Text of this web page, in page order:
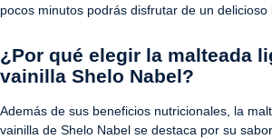
pocos minutos podrás disfrutar de un delicioso
¿Por qué elegir la malteada
vainilla Shelo Nabel?
Además de sus beneficios nutricionales, la
vainilla de Shelo Nabel se destaca por su